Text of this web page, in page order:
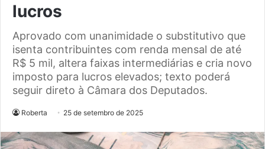
lucros
Aprovado com unanimidade o substitutivo que
isenta contribuintes com renda mensal de até
R$ 5 mil, altera faixas intermediárias e cria novo
imposto para lucros elevados; texto poderá
seguir direto à Câmara dos Deputados.
Roberta 25 de setembro de 2025